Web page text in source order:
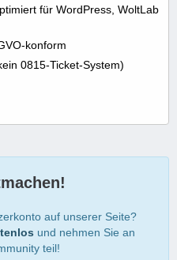
für WordPress, WoltLab
konform
0815-Ticket-System)
auf unserer Seite?
und nehmen Sie an
teil!